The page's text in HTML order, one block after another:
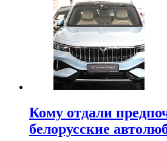
Кому отдали
белорусские